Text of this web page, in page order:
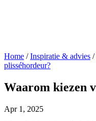
Home / Inspiratie & advies /
plisséhordeur?
Waarom kiezen
Apr 1, 2025